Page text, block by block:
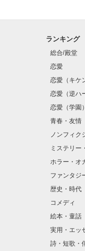
ランキング
総合/殿堂
恋愛
恋愛（キケ
恋愛（逆ハ
恋愛（学園）
青春・友情
ノンフィク
ミステリー
ホラー・オ
ファンタジ
歴史・時代
コメディ
絵本・童話
実用・エッ
詩・短歌・